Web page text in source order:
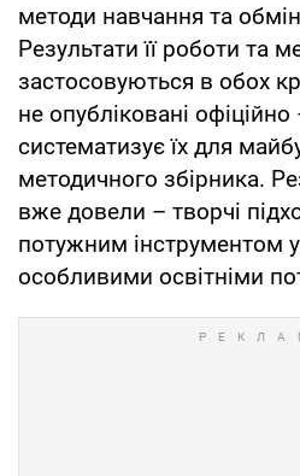
методи навчання та
Результати її роботи та
застосовуються в обох
не опубліковані офіційно
систематизує їх для
методичного збірника.
вже довели – творчі
потужним інструментом
особливими освітніми